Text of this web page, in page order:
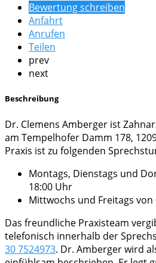
Bewertung schreiben
Anfahrt
Anrufen
Teilen
prev
next
Beschreibung
Dr. Clemens Amberger ist
am Tempelhofer Damm 178,
Praxis ist zu folgenden
Montags, Dienstags und
18:00 Uhr
Mittwochs und Freitags von
Das freundliche Praxisteam
telefonisch innerhalb der
30 7524973. Dr. Amberger wird